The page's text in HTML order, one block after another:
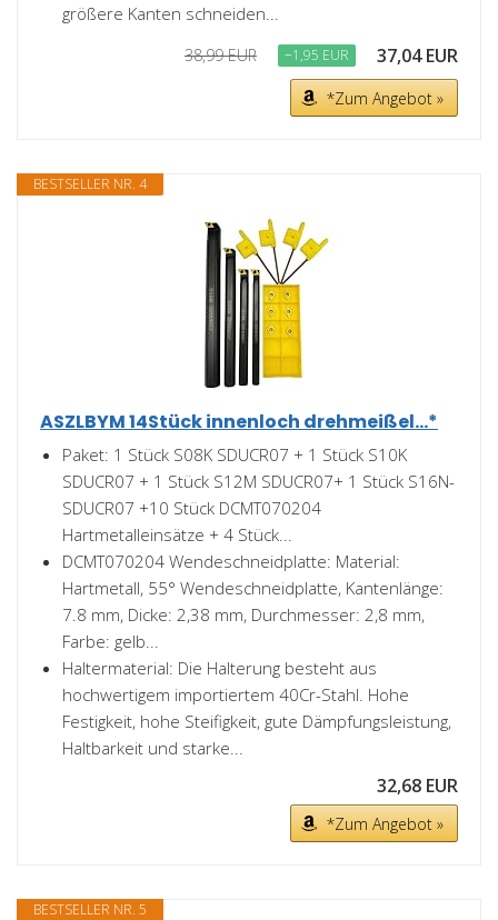
größere Kanten schneiden...
38,99 EUR −1,95 EUR 37,04 EUR
*Zum Angebot »
BESTSELLER NR. 4
ASZLBYM 14Stück innenloch drehmeißel...*
Paket: 1 Stück S08K SDUCR07 + 1 Stück S10K
SDUCR07 + 1 Stück S12M SDUCR07+ 1 Stück S16N-
SDUCR07 +10 Stück DCMT070204
Hartmetalleinsätze + 4 Stück...
DCMT070204 Wendeschneidplatte: Material:
Hartmetall, 55° Wendeschneidplatte, Kantenlänge:
7.8 mm, Dicke: 2,38 mm, Durchmesser: 2,8 mm,
Farbe: gelb...
Haltermaterial: Die Halterung besteht aus
hochwertigem importiertem 40Cr-Stahl. Hohe
Festigkeit, hohe Steifigkeit, gute Dämpfungsleistung,
Haltbarkeit und starke...
32,68 EUR
*Zum Angebot »
BESTSELLER NR. 5